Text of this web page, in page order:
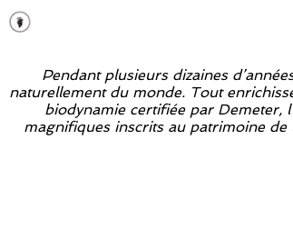
Pendant plusieurs dizaines
naturellement du monde. Tout
biodynamie certifiée par Demeter,
magnifiques inscrits au patrimoine de